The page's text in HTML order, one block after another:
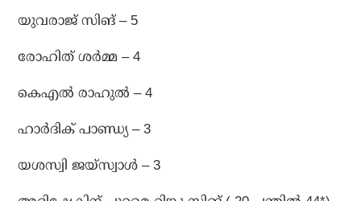
യുവരാജ് സിങ് – 5
രോഹിത് ശര്‍മ്മ – 4
കെഎല്‍ രാഹുല്‍ – 4
ഹാര്‍ദിക് പാണ്ഡ്യ – 3
യശസ്വി ജയ്സ്വാള്‍ – 3